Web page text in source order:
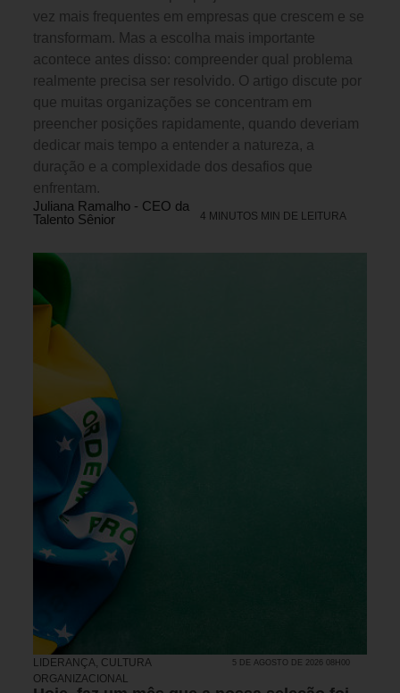
vez mais frequentes em empresas que crescem e se
transformam. Mas a escolha mais importante
acontece antes disso: compreender qual problema
realmente precisa ser resolvido. O artigo discute por
que muitas organizações se concentram em
preencher posições rapidamente, quando deveriam
dedicar mais tempo a entender a natureza, a
duração e a complexidade dos desafios que
enfrentam.
Juliana Ramalho - CEO da
Talento Sênior
4 MINUTOS MIN DE LEITURA
LIDERANÇA CULTURA
ORGANIZACIONAL
5 DE AGOSTO DE 2026 08H00